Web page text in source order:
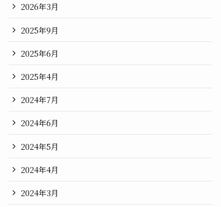
2026年3月
2025年9月
2025年6月
2025年4月
2024年7月
2024年6月
2024年5月
2024年4月
2024年3月